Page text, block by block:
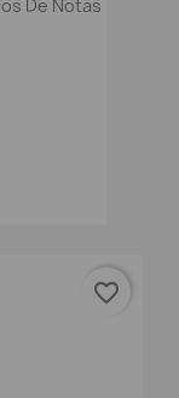
De Notas
favorite_border